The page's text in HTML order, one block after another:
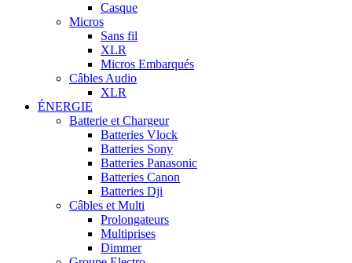
Casque
Micros
Sans fil
XLR
Micros Embarqués
Câbles Audio
XLR
ÉNERGIE
Batterie et Chargeur
Batteries Vlock
Batteries Sony
Batteries Panasonic
Batteries Canon
Batteries Dji
Câbles et Multi
Prolongateurs
Multiprises
Dimmer